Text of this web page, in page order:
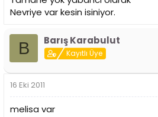
Nevriye var kesin isiniyor.
B Barış Karabulut
Kayıtlı Üye
16 Eki 2011
melisa var